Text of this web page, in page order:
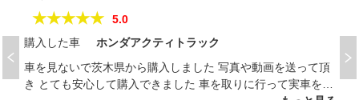
★★★★★
5.0
購入した車
ホンダアクティトラック
車を見ないで茨木県から購入しました 写真や動画を送って頂
き とても安心して購入できました 車を取りに行って実車を見